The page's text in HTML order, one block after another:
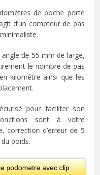
de poche porte
d’un compteur de pas
de 55 mm de large,
le nombre de pas
kilomètre ainsi que les
pour faciliter son
sont à votre
correction d’erreur de 5
poids.
podometre avec clip